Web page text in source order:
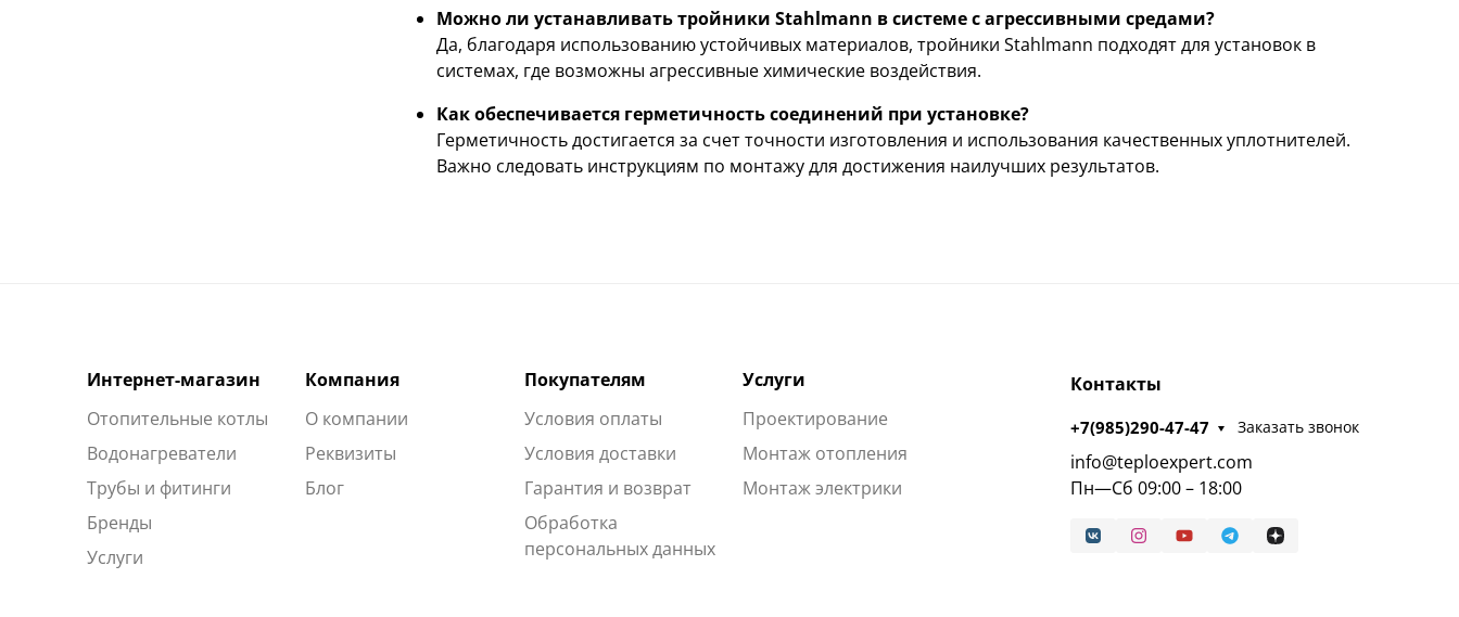
Можно ли устанавливать тройники Stahlmann в системе с агрессивными средами?
Да, благодаря использованию устойчивых материалов, тройники Stahlmann подходят для установок в
системах, где возможны агрессивные химические воздействия.
Как обеспечивается герметичность соединений при установке?
Герметичность достигается за счет точности изготовления и использования качественных уплотнителей.
Важно следовать инструкциям по монтажу для достижения наилучших результатов.
Интернет-магазин
Отопительные котлы
Водонагреватели
Трубы и фитинги
Бренды
Услуги
Компания
О компании
Реквизиты
Блог
Покупателям
Условия оплаты
Условия доставки
Гарантия и возврат
Обработка
персональных данных
Услуги
Проектирование
Монтаж отопления
Монтаж электрики
Контакты
+7(985)290-47-47 Заказать звонок
info@teploexpert.com
Пн—Сб 09:00 – 18:00